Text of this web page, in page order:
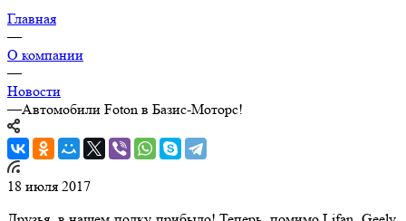
Главная
—
О компании
—
Новости
—Автомобили Foton в Базис-Моторс!
18 июля 2017